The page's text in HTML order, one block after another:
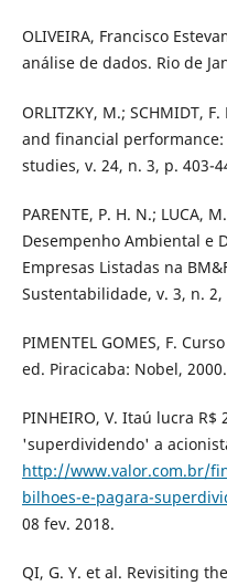
OLIVEIRA, Francisco
análise de dados. Rio de
ORLITZKY, M.; SCHMIDT,
and financial
studies, v. 24, n. 3, p. 403-
PARENTE, P. H. N.; LUCA,
Desempenho Ambiental e
Empresas Listadas na
Sustentabilidade, v. 3, n. 2,
PIMENTEL GOMES, F.
ed. Piracicaba: Nobel, 2000.
PINHEIRO, V. Itaú lucra
'superdividendo' a
http://www.valor.com.br/
bilhoes-e-pagara-
08 fev. 2018.
QI, G. Y. et al. Revisiting